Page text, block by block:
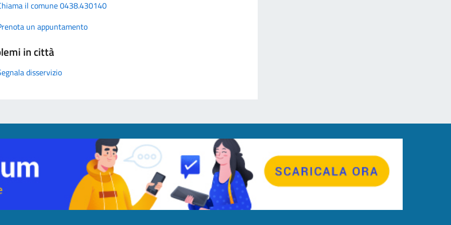
il comune 0438.430140
un appuntamento
in città
disservizio